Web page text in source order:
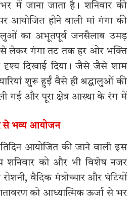
में जाना जाता है। शनिवार की
आयोजित होने वाली मां गंगा की
का अभूतपूर्व जनसैलाब उमड़
से लेकर गंगा तट तक हर ओर भक्ति
दिखाई दिया। जैसे जैसे शाम
शुरू हुईं वैसे ही श्रद्धालुओं की
गई और पूरा क्षेत्र आस्था के रंग में
से भव्य आयोजन
आयोजित की जाने वाली इस
शनिवार को और भी विशेष नजर
वैदिक मंत्रोच्चार और घंटियों
को आध्यात्मिक ऊर्जा से भर